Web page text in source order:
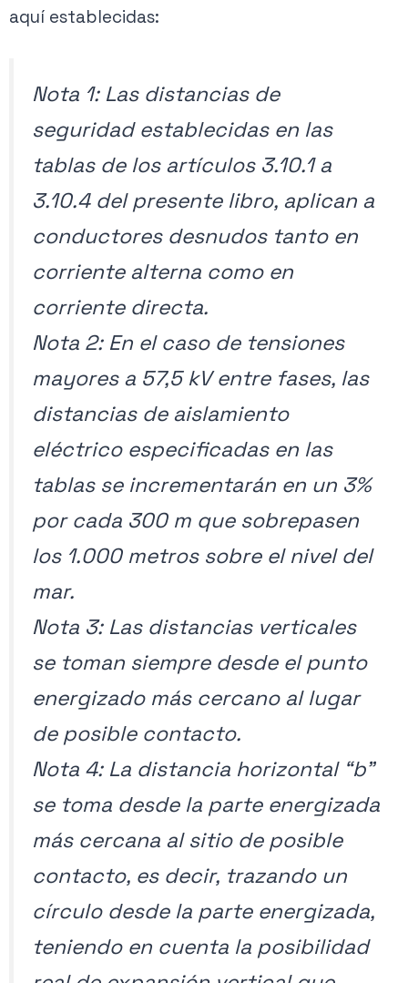
aquí establecidas:
Nota 1: Las distancias de
seguridad establecidas en las
tablas de los artículos 3.10.1 a
3.10.4 del presente libro, aplican a
conductores desnudos tanto en
corriente alterna como en
corriente directa.
Nota 2: En el caso de tensiones
mayores a 57,5 kV entre fases, las
distancias de aislamiento
eléctrico especificadas en las
tablas se incrementarán en un 3%
por cada 300 m que sobrepasen
los 1.000 metros sobre el nivel del
mar.
Nota 3: Las distancias verticales
se toman siempre desde el punto
energizado más cercano al lugar
de posible contacto.
Nota 4: La distancia horizontal “b”
se toma desde la parte energizada
más cercana al sitio de posible
contacto, es decir, trazando un
círculo desde la parte energizada,
teniendo en cuenta la posibilidad